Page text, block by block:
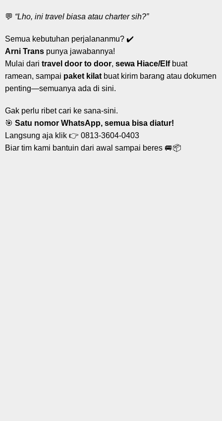
💬 “Lho, ini travel biasa atau charter sih?”
Semua kebutuhan perjalananmu? ✔️
Arni Trans punya jawabannya!
Mulai dari travel door to door, sewa Hiace/Elfbuat
ramean, sampai paket kilat buat kirim barang atau dokumen
penting—semuanya ada di sini.
Gak perlu ribet cari ke sana-sini.
🎯 Satu nomor WhatsApp, semua bisa diatur!
Langsung aja klik 👉 0813-3604-0403
Biar tim kami bantuin dari awal sampai beres 🚐📦